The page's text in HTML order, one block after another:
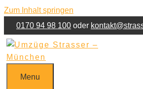
Zum Inhalt springen
0170 94 98 100 oder
Menu